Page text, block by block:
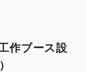
作ブース設